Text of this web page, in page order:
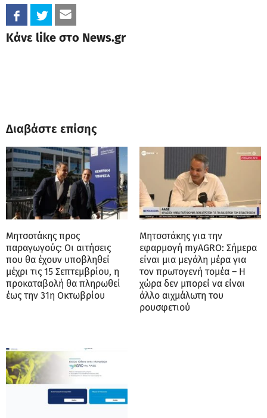
Κάνε like στο News.gr
Διαβάστε επίσης
Μητσοτάκης προς
παραγωγούς: Οι αιτήσεις
που θα έχουν υποβληθεί
μέχρι τις 15 Σεπτεμβρίου, η
προκαταβολή θα πληρωθεί
έως την 31η Οκτωβρίου
Μητσοτάκης για την
εφαρμογή myAGRO: Σήμερα
είναι μια μεγάλη μέρα για
τον πρωτογενή τομέα – Η
χώρα δεν μπορεί να είναι
άλλο αιχμάλωτη του
ρουσφετιού